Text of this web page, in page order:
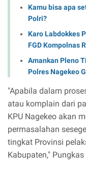
Kamu bisa apa
Polri?
Karo Labdokkes
FGD Kompolnas
Amankan Pleno
Polres Nagekeo
"Apabila dalam
atau komplain dari
KPU Nagekeo akan
permasalahan
tingkat Provinsi
Kabupaten,"